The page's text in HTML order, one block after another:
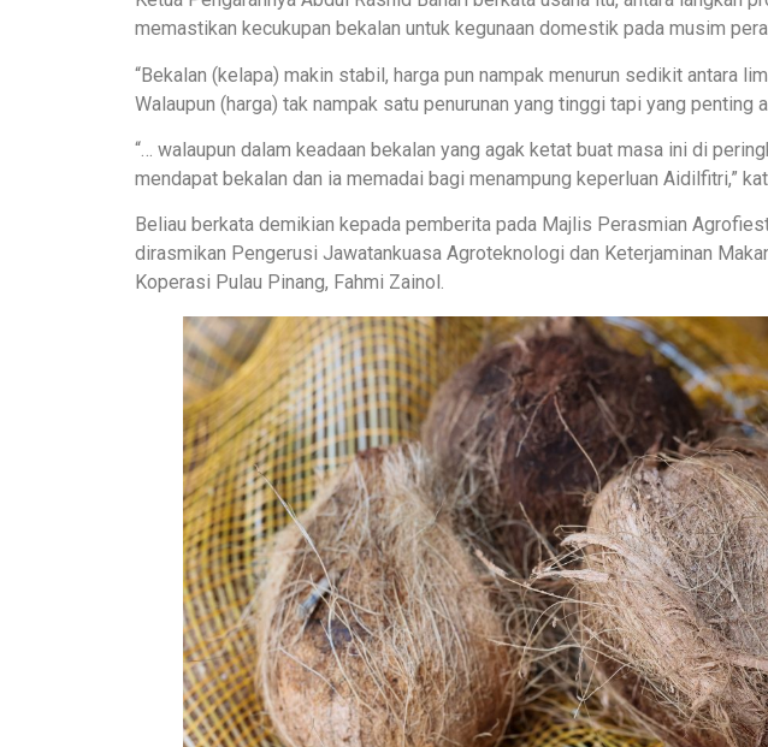
memastikan kecukupan bekalan untuk kegunaan domestik pada musim
“Bekalan (kelapa) makin stabil, harga pun nampak menurun sedikit antara
Walaupun (harga) tak nampak satu penurunan yang tinggi tapi yang penting
“… walaupun dalam keadaan bekalan yang agak ketat buat masa ini di
mendapat bekalan dan ia memadai bagi menampung keperluan Aidilfitri,”
Beliau berkata demikian kepada pemberita pada Majlis Perasmian
dirasmikan Pengerusi Jawatankuasa Agroteknologi dan Keterjaminan
Koperasi Pulau Pinang, Fahmi Zainol.